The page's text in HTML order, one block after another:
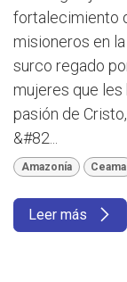
fortalecimiento
misioneros en
surco regado
mujeres que les
pasión de
&#82...
Amazonía Ceama
Leer más